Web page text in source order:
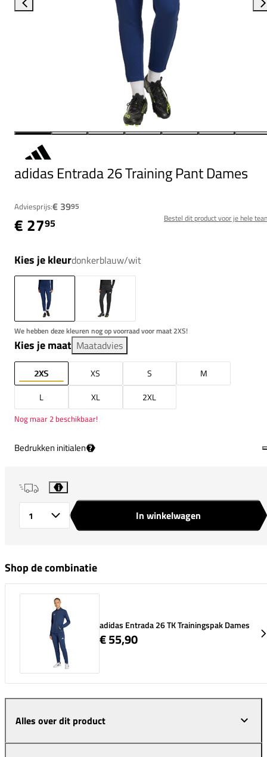
adidas Entrada 26 Training Pant Dames
Adviesprijs:€ 3995
€ 2795 Bestel dit product voor je hele
Kies je kleurdonkerblauw/wit
We hebben deze kleuren nog op voorraad voor maat 2XS!
Kies je maat Maatadvies
2XS XS S
M
L
XL 2XL
Nog maar 2 beschikbaar!
Bedrukken initialen ?
i
In winkelwagen
Shop de combinatie
adidas Entrada 26 TK Trainingspak Dames
€ 55,90
Alles over dit product